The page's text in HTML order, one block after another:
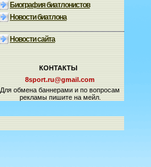
Биография биатлонистов
Новости биатлона
Новости сайта
КОНТАКТЫ
8sport.ru@gmail.com
Для обмена баннерами и по вопросам
рекламы пишите на мейл.